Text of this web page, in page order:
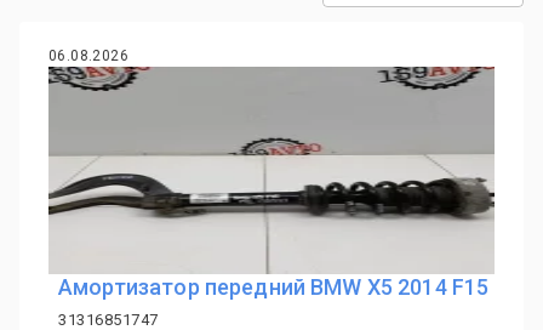
06.08.2026
Амортизатор передний BMW X5 2014 F15
31316851747